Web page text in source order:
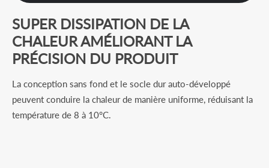
SUPER DISSIPATION DE LA
CHALEUR AMÉLIORANT LA
PRÉCISION DU PRODUIT
La conception sans fond et le socle dur auto-développé
peuvent conduire la chaleur de manière uniforme, réduisant la
température de 8 à 10°C.